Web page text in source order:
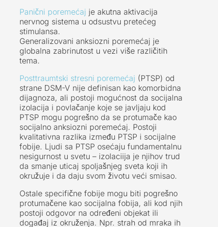
Panični poremećaj je akutna aktivacija
nervnog sistema u odsustvu pretećeg
stimulansa.
Generalizovani anksiozni poremećaj je
globalna zabrinutost u vezi više različitih
tema.
Posttraumtski stresni poremećaj (PTSP) od
strane DSM-V nije definisan kao komorbidna
dijagnoza, ali postoji mogućnost da socijalna
izolacija i povlačanje koje se javljaju kod
PTSP mogu pogrešno da se protumače kao
socijalno anksiozni poremećaj. Postoji
kvalitativna razlika između PTSP i socijalne
fobije. Ljudi sa PTSP osećaju fundamentalnu
nesigurnost u svetu – izolaciija je njihov trud
da smanje uticaj spoljašnjeg sveta koji ih
okružuje i da daju svom životu veći smisao.
Ostale specifične fobije mogu biti pogrešno
protumačene kao socijalna fobija, ali kod njih
postoji odgovor na određeni objekat ili
događaj iz okruženja. Npr. strah od mraka ih